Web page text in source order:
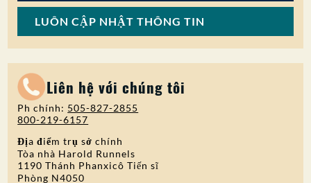
LUÔN CẬP NHẬT THÔNG TIN
Liên hệ với chúng tôi
Ph chính: 505-827-2855
800-219-6157
Địa điểm trụ sở chính
Tòa nhà Harold Runnels
1190 Thánh Phanxicô Tiến sĩ
Phòng N4050